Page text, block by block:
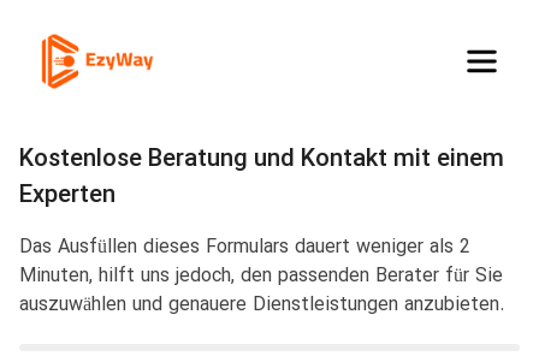
Kostenlose Beratung und Kontakt mit einem
Experten
Das Ausfüllen dieses Formulars dauert weniger als 2
Minuten, hilft uns jedoch, den passenden Berater für Sie
auszuwählen und genauere Dienstleistungen anzubieten.